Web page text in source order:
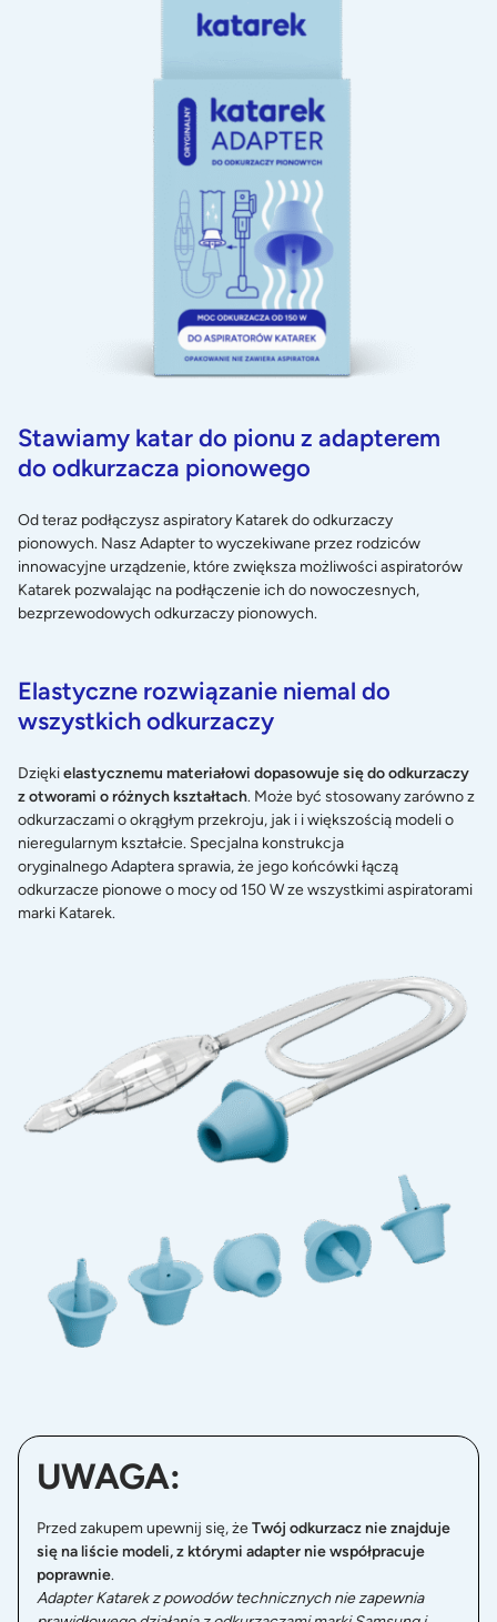
Stawiamy katar do pionu z adapterem
do odkurzacza pionowego
Od teraz podłączysz aspiratory Katarek do odkurzaczy
pionowych. Nasz Adapter to wyczekiwane przez rodziców
innowacyjne urządzenie, które zwiększa możliwości aspiratorów
Katarek pozwalając na podłączenie ich do nowoczesnych,
bezprzewodowych odkurzaczy pionowych.
Elastyczne rozwiązanie niemal do
wszystkich odkurzaczy
Dziękielastycznemu materiałowi dopasowuje się do odkurzaczy
z otworami o różnych kształtach. Może być stosowany zarówno z
odkurzaczami o okrągłym przekroju, jak i i większością modeli o
nieregularnym kształcie. Specjalna konstrukcja
oryginalnegoAdapterasprawia, że jego końcówki łączą
odkurzacze pionowe o mocy od 150 W ze wszystkimi aspiratorami
marki Katarek.
UWAGA:
Przed zakupem upewnij się, żeTwój odkurzacz nie znajduje
się na liście modeli, z którymi adapter nie współpracuje
poprawnie.
Adapter Katarek z powodów technicznych nie zapewnia